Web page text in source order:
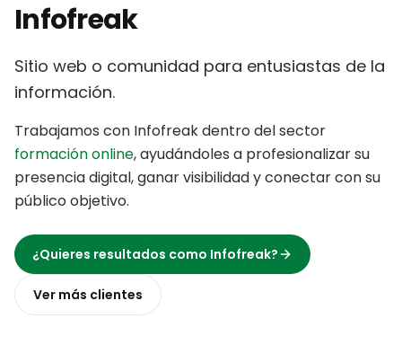
Infofreak
Sitio web o comunidad para entusiastas de la
información.
Trabajamos con Infofreakdentro del sector
formación online,ayudándoles a profesionalizar su
presencia digital, ganar visibilidad y conectar con su
público objetivo.
¿Quieres resultados como Infofreak?
Ver más clientes